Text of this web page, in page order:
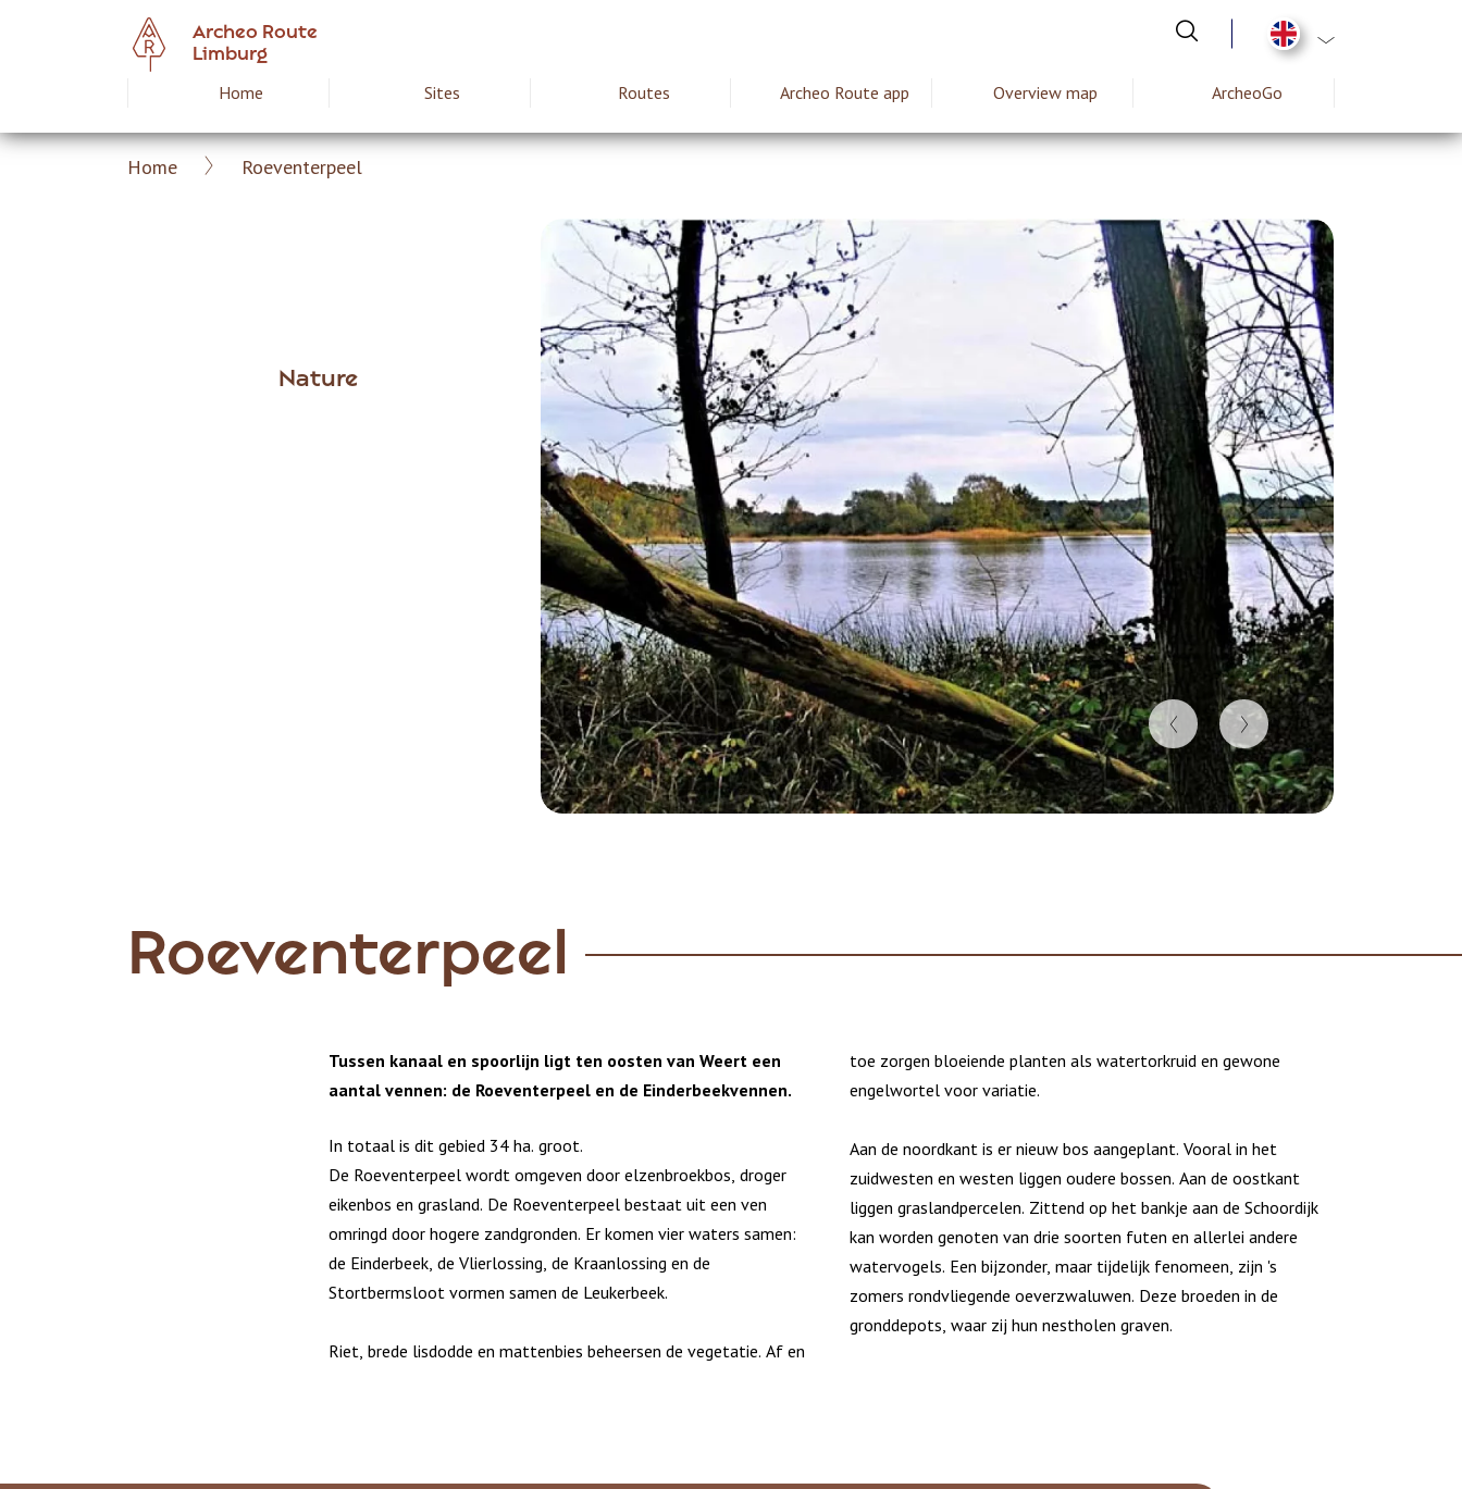
List additional
Archeo Route
Limburg
Hoofdnavigatie
Archeoroute
Home Sites Routes Archeo Route app Overview map ArcheoGo
Breadcrumb
Home Roeventerpeel
Nature
Roeventerpeel
Tussen kanaal en spoorlijn ligt ten oosten van Weert een
aantal vennen: de Roeventerpeel en de Einderbeekvennen.
In totaal is dit gebied 34 ha. groot.
De Roeventerpeel wordt omgeven door elzenbroekbos, droger
eikenbos en grasland. De Roeventerpeel bestaat uit een ven
omringd door hogere zandgronden. Er komen vier waters samen:
de Einderbeek, de Vlierlossing, de Kraanlossing en de
Stortbermsloot vormen samen de Leukerbeek.
Riet, brede lisdodde en mattenbies beheersen de vegetatie. Af en
toe zorgen bloeiende planten als watertorkruid en gewone
engelwortel voor variatie.
Aan de noordkant is er nieuw bos aangeplant. Vooral in het
zuidwesten en westen liggen oudere bossen. Aan de oostkant
liggen graslandpercelen. Zittend op het bankje aan de Schoordijk
kan worden genoten van drie soorten futen en allerlei andere
watervogels. Een bijzonder, maar tijdelijk fenomeen, zijn 's
zomers rondvliegende oeverzwaluwen. Deze broeden in de
gronddepots, waar zij hun nestholen graven.